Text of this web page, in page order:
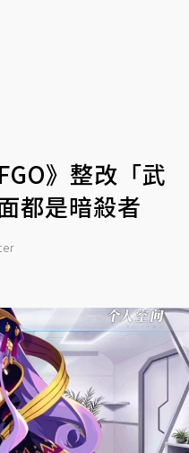
》整改「武
都是暗殺者